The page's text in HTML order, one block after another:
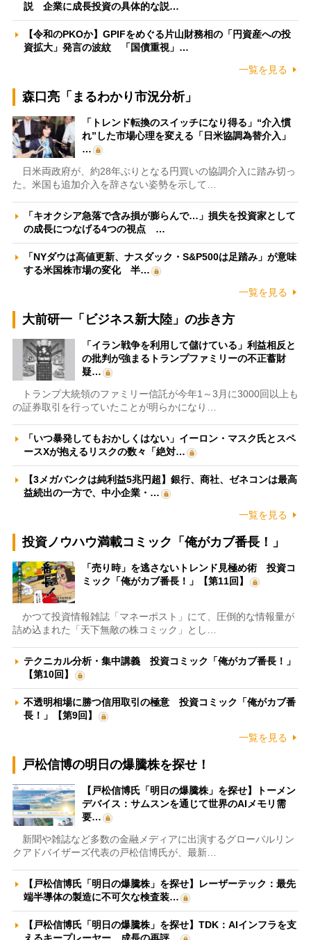
説 企業に成長投資の具体的な説…
【令和のPKOか】GPIFをめぐる片山財務相の「円資産への投
資拡大」発言の波紋 「国債重視」…
一覧を見る
森口亮「まるわかり市況分析」
「トレンド転換のスイッチになり得る」“介入慣
れ”した市場心理を変える「日米協調為替介入」
…
日米両政府が、約28年ぶりとなる円買いの協調介入に踏み切っ
た。米国も追加介入を辞さない姿勢を示して…
「キオクシア急落で含み損が膨らんで…」損失を投資家として
の成長につなげる4つの視点 …
「NYダウは高値更新、ナスダック・S&P500は足踏み」が意味
する米国株市場の変化 半…
一覧を見る
大前研一「ビジネス新大陸」の歩き方
「イラン戦争を利用して儲けている」利益相反と
の批判が強まるトランプファミリーの不正蓄財
疑…
トランプ大統領のファミリー信託が今年1～3月に3000回以上も
の証券取引を行っていたことが明らかになり…
「いつ暴発してもおかしくはない」イーロン・マスク氏とスペ
ースXが抱えるリスクの数々「絶対…
【3メガバンクは純利益5兆円超】銀行、商社、ゼネコンは最高
益続出の一方で、中小企業・…
一覧を見る
投資ノウハウ満載コミック「俺がカブ番長！」
「売り時」を逃さないトレンド見極め術 投資コ
ミック「俺がカブ番長！」【第11回】
かつて投資情報雑誌「マネーポスト」にて、圧倒的な情報量が
詰め込まれた「天下無敵の株コミック」とし…
テクニカル分析・集中講義 投資コミック「俺がカブ番長！」
【第10回】
不透明相場に勝つ信用取引の極意 投資コミック「俺がカブ番
長！」【第9回】
一覧を見る
戸松信博の明日の爆騰株を探せ！
【戸松信博氏「明日の爆騰株」を探せ】トーメン
デバイス：サムスンを通じて世界のAIメモリ需
要…
新聞や雑誌など多数の金融メディアに出演するグローバルリン
クアドバイザーズ代表の戸松信博氏が、最新…
【戸松信博氏「明日の爆騰株」を探せ】レーザーテック：最先
端半導体の製造に不可欠な検査装…
【戸松信博氏「明日の爆騰株」を探せ】TDK：AIインフラを支